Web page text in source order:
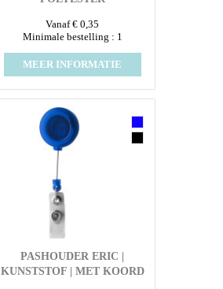
Vanaf € 0,35
Minimale bestelling : 1
MEER INFORMATIE
PASHOUDER ERIC |
KUNSTSTOF | MET KOORD